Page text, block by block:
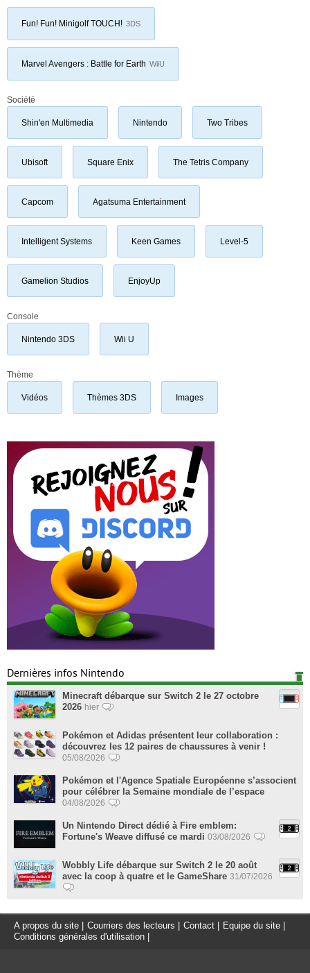
Fun! Fun! Minigolf TOUCH! 3DS
Marvel Avengers : Battle for Earth WiiU
Société
Shin'en Multimedia Nintendo Two Tribes
Ubisoft Square Enix The Tetris Company
Capcom Agatsuma Entertainment
Intelligent Systems Keen Games Level-5
Gamelion Studios EnjoyUp
Console
Nintendo 3DS Wii U
Thème
Vidéos Thèmes 3DS Images
Dernières infos Nintendo
Minecraft débarque sur Switch 2 le 27 octobre
2026 hier
Pokémon et Adidas présentent leur collaboration :
découvrez les 12 paires de chaussures à venir !
05/08/2026
Pokémon et l'Agence Spatiale Européenne s’associent
pour célébrer la Semaine mondiale de l’espace
04/08/2026
Un Nintendo Direct dédié à Fire emblem:
Fortune's Weave diffusé ce mardi 03/08/2026
Wobbly Life débarque sur Switch 2 le 20 août
avec la coop à quatre et le GameShare 31/07/2026
A propos du site Courriers des lecteurs Contact Equipe du site
Conditions générales d'utilisation